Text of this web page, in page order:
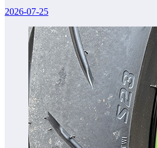
2026-07-25